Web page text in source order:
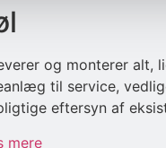
og monterer alt,
til service,
eftersyn af
mere